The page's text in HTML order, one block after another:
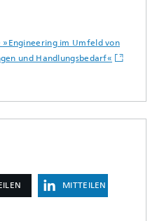
»Engineering im Umfeld von
und Handlungsbedarf«
MITTEILEN